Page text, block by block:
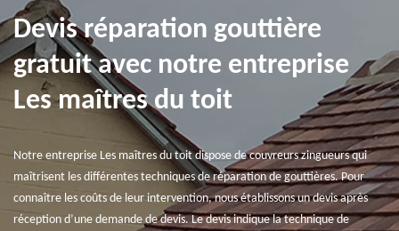
Devis réparation gouttière
gratuit avec notre entreprise
Les maîtres du toit
Notre entreprise Les maîtres du toit dispose de couvreurs zingueurs qui
maîtrisent les différentes techniques de réparation de gouttières. Pour
connaître les coûts de leur intervention, nous établissons un devis après
réception d’une demande de devis. Le devis indique la technique de